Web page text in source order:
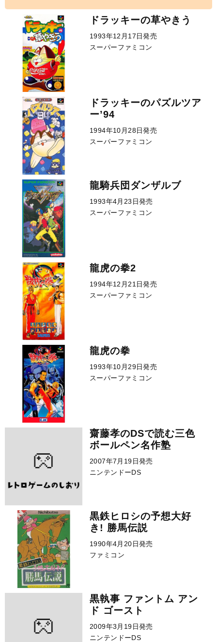
ドラッキーの草やきう
1993年12月17日発売
スーパーファミコン
ドラッキーのパズルツア
ー’94
1994年10月28日発売
スーパーファミコン
龍騎兵団ダンザルブ
1993年4月23日発売
スーパーファミコン
龍虎の拳2
1994年12月21日発売
スーパーファミコン
龍虎の拳
1993年10月29日発売
スーパーファミコン
齋藤孝のDSで読む三色
ボールペン名作塾
2007年7月19日発売
ニンテンドーDS
黒鉄ヒロシの予想大好
き! 勝馬伝説
1990年4月20日発売
ファミコン
黒執事 ファントム アン
ド ゴースト
2009年3月19日発売
ニンテンドーDS